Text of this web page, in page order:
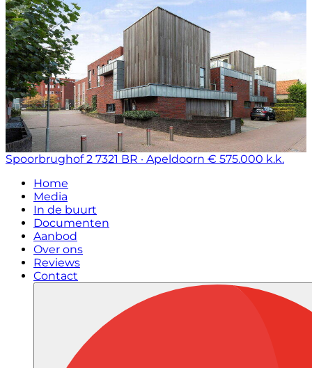
Spoorbrughof 2 7321 BR · Apeldoorn € 575.000 k.k.
Home
Media
In de buurt
Documenten
Aanbod
Over ons
Reviews
Contact